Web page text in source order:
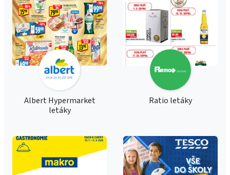
Albert Hypermarket
letáky
Ratio letáky